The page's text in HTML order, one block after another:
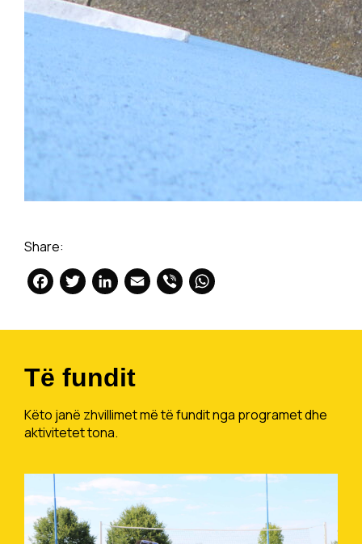
Share:
Facebook
Twitter
LinkedIn
Email
Viber
Të fundit
Këto janë zhvillimet më të fundit nga programet dhe
aktivitetet tona.